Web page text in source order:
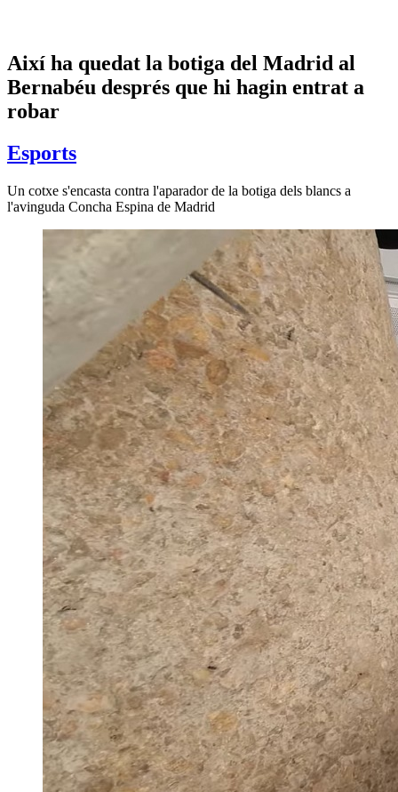
Així ha quedat la botiga del Madrid al
Bernabéu després que hi hagin entrat a
robar
Esports
Un cotxe s'encasta contra l'aparador de la botiga dels blancs a
l'avinguda Concha Espina de Madrid